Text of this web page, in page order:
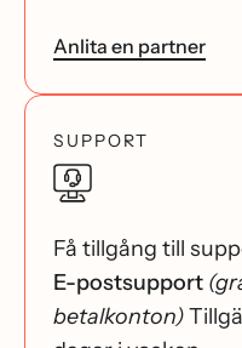
Anlita en partner
SUPPORT
Få tillgång till
E-postsupport
betalkonton)